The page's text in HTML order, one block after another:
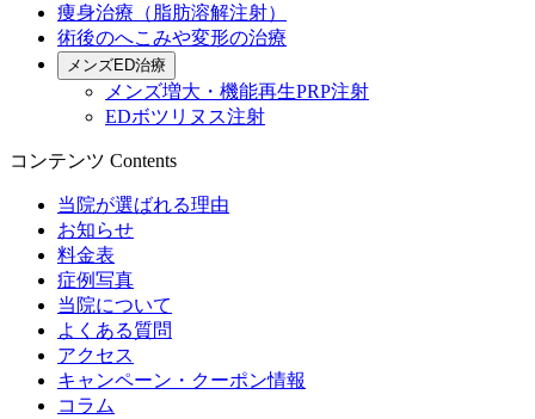
痩身治療（脂肪溶解注射）
術後のへこみや変形の治療
メンズED治療
メンズ増大・機能再生PRP注射
EDボツリヌス注射
コンテンツ Contents
当院が選ばれる理由
お知らせ
料金表
症例写真
当院について
よくある質問
アクセス
キャンペーン・クーポン情報
コラム